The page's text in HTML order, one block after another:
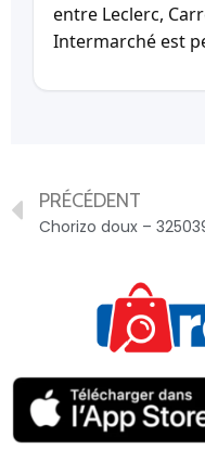
entre Leclerc,
Intermarché est
PRÉCÉDENT